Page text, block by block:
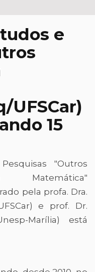
e
UFSCar)
15
"Outros
pela profa. Dra.
e prof. Dr.
Marília) está